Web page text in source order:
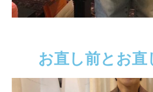
お直し前とお直